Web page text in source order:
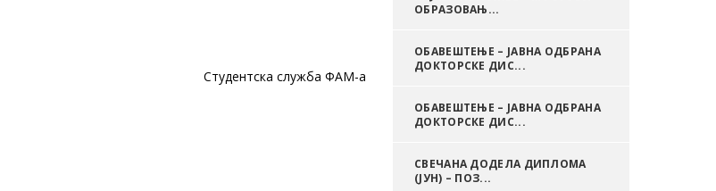
Студентска служба ФАМ-а
ОБРАЗОВАЊ...
ОБАВЕШТЕЊЕ – ЈАВНА ОДБРАНА
ДОКТОРСКЕ ДИС...
ОБАВЕШТЕЊЕ – ЈАВНА ОДБРАНА
ДОКТОРСКЕ ДИС...
СВЕЧАНА ДОДЕЛА ДИПЛОМА
(ЈУН) – ПОЗ...